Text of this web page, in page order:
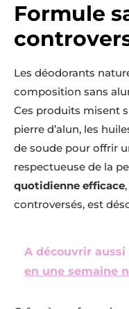
Formule
Les déodorants
composition sans
Ces produits misent
pierre d’alun, les
de soude pour offrir
respectueuse de la
quotidienne efficace
controversés, est
A découvrir aussi
en une semaine